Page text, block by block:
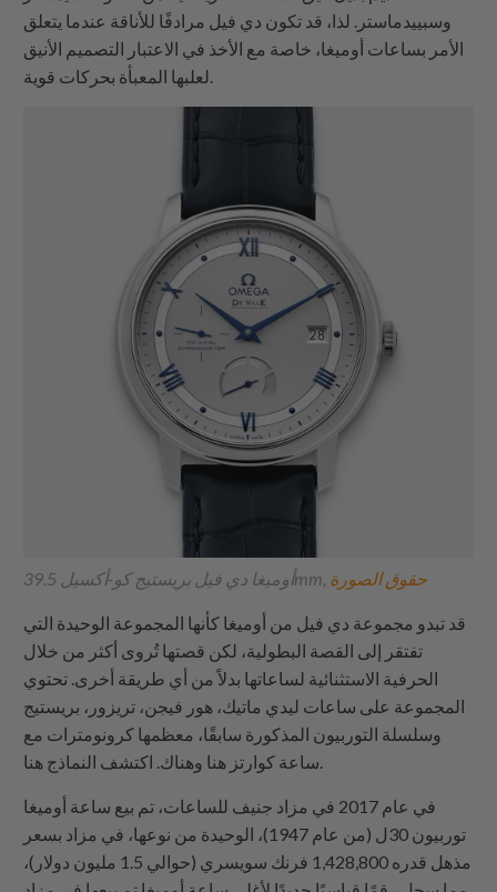
وسبييدماستر. لذا، قد تكون دي فيل مرادفًا للأناقة عندما يتعلق
الأمر بساعات أوميغا، خاصة مع الأخذ في الاعتبار التصميم الأنيق
لعلبها المعبأة بحركات قوية.
أوميغا دي فيل بريستيج كو-أكسيل 39.5mm, حقوق الصورة
قد تبدو مجموعة دي فيل من أوميغا كأنها المجموعة الوحيدة التي
تفتقر إلى القصة البطولية، لكن قصتها تُروى أكثر من خلال
الحرفية الاستثنائية لساعاتها بدلاً من أي طريقة أخرى. تحتوي
المجموعة على ساعات ليدي ماتيك، هور فيجن، تريزور، بريستيج
وسلسلة التوربيون المذكورة سابقًا، معظمها كرونومترات مع
ساعة كوارتز هنا وهناك. اكتشف النماذج هنا.
في عام 2017 في مزاد جنيف للساعات، تم بيع ساعة أوميغا
توربيون 30ل (من عام 1947)، الوحيدة من نوعها، في مزاد بسعر
مذهل قدره 1,428,800 فرنك سويسري (حوالي 1.5 مليون دولار)،